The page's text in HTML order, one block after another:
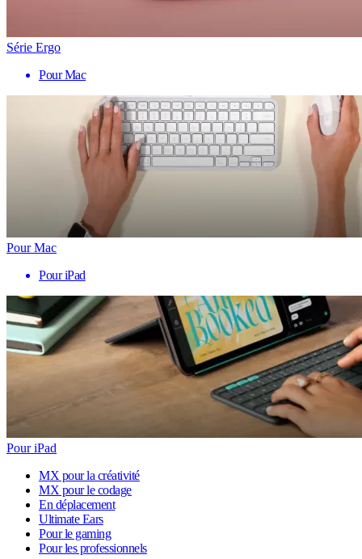
Série Ergo
Pour Mac
Pour Mac
Pour iPad
Pour iPad
MX pour la créativité
MX pour le codage
En déplacement
Ultimate Ears
Pour le gaming
Pour les professionnels